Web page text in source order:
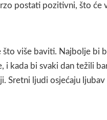
postati pozitivni, što će
što više baviti. Najbolje bi
i kada bi svaki dan težili
Sretni ljudi osjećaju ljubav